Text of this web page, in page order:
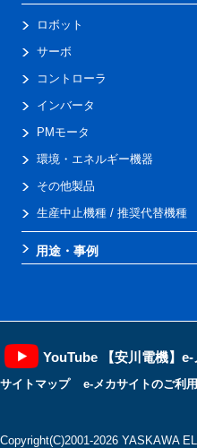
ロボット
サーボ
コントローラ
インバータ
PMモータ
環境・エネルギー機器
その他製品
生産中止機種 / 推奨代替機種
用途・事例
YouTube 【安川電機】
サイトマップ e-メカサイトのご利
Copyright(C)2001‐2026 YASKAWA